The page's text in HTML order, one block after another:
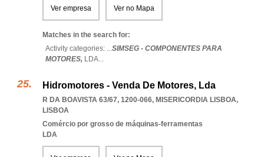
Ver empresa Ver no Mapa
Matches in the search for:
Activity categories: ...SIMSEG - COMPONENTES PARA
MOTORES, LDA...
Hidromotores - Venda De Motores, Lda
R DA BOAVISTA 63/67, 1200-066, MISERICORDIA LISBOA,
LISBOA
Comércio por grosso de máquinas-ferramentas
LDA